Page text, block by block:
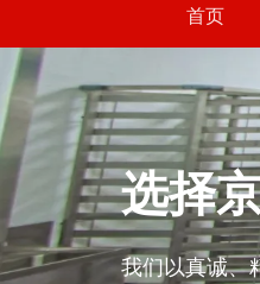
首页
选择
我们以真诚、